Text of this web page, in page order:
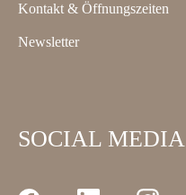
Kontakt & Öffnungszeiten
Newsletter
SOCIAL MEDIA